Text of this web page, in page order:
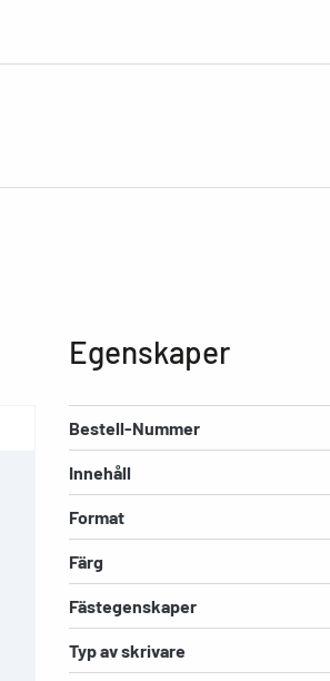
Egenskaper
Bestell-Nummer
Innehåll
Format
Färg
Fästegenskaper
Typ av skrivare